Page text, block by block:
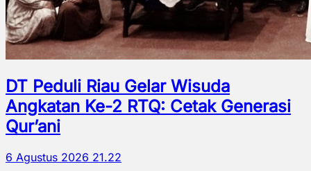
DT Peduli Riau Gelar Wisuda
Angkatan Ke-2 RTQ: Cetak Generasi
Qur’ani
6 Agustus 2026 21.22